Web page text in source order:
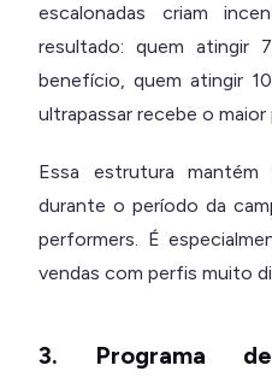
escalonadas criam
resultado: quem atingir
benefício, quem atingir
ultrapassar recebe o maior
Essa estrutura
durante o período da
performers. É
vendas com perfis muito
3. Programa